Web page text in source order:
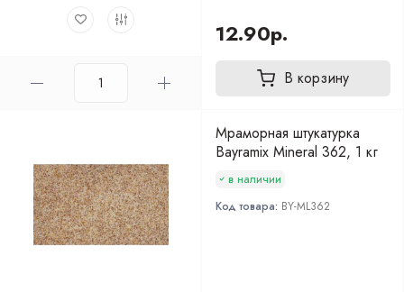
12.90р.
В корзину
Мраморная штукатурка
Bayramix Mineral 362, 1 кг
в наличии
Код товара: BY-ML362